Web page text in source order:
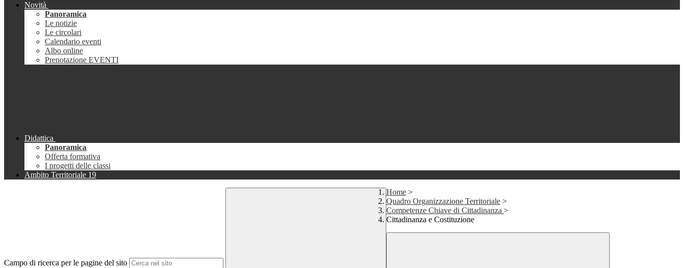
Novità
Panoramica
Le notizie
Le circolari
Calendario eventi
Albo online
Prenotazione EVENTI
Didattica
Panoramica
Offerta formativa
I progetti delle classi
Ambito Territoriale 19
Campo di ricerca per le pagine del sito
Home >
Quadro Organizzazione Territoriale >
Competenze Chiave di Cittadinanza >
Cittadinanza e Costituzione